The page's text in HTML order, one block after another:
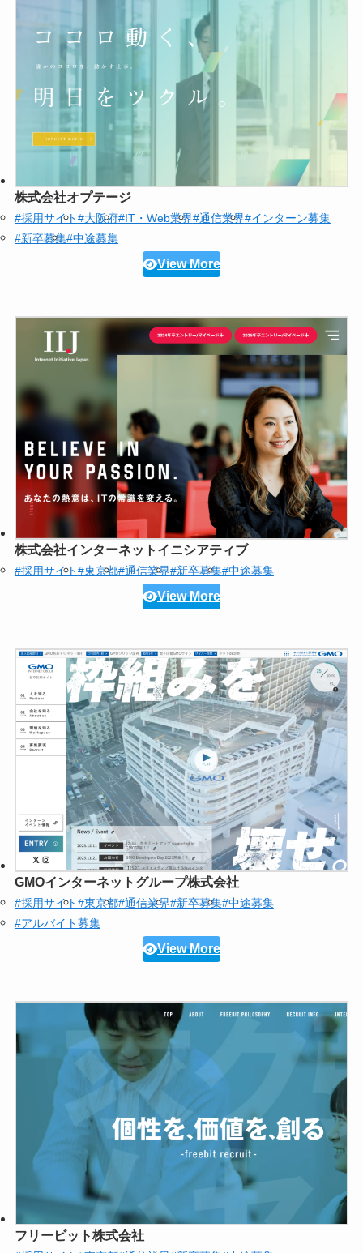
株式会社オプテージ
#採用サイト#大阪府#IT・Web業界#通信業界#インターン募集
#新卒募集#中途募集
View More
株式会社インターネットイニシアティブ
#採用サイト#東京都#通信業界#新卒募集#中途募集
View More
GMOインターネットグループ株式会社
#採用サイト#東京都#通信業界#新卒募集#中途募集
#アルバイト募集
View More
フリービット株式会社